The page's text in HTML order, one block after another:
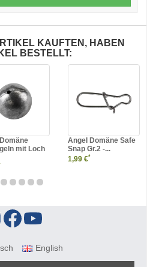
KAUFTEN, HABEN
BESTELLT:
mit Loch
Angel Domäne Safe
Snap Gr.2 -...
1,99 €*
English